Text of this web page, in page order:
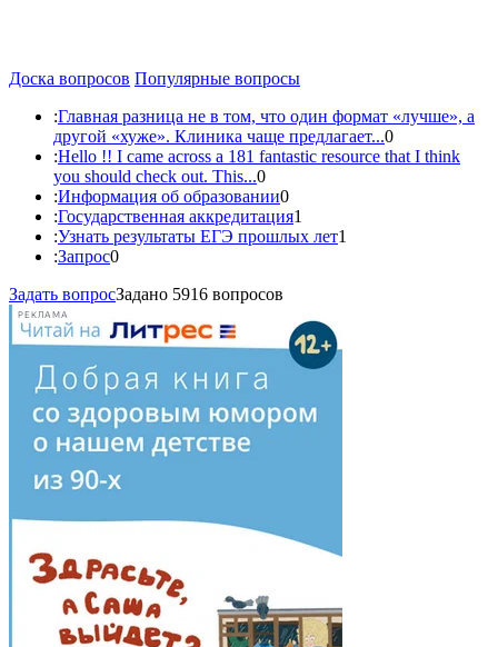
Доска вопросов Популярные вопросы
:Главная разница не в том, что один формат «лучше», а
другой «хуже». Клиника чаще предлагает...0
:Hello !! I came across a 181 fantastic resource that I think
you should check out. This...0
:Информация об образовании0
:Государственная аккредитация1
:Узнать результаты ЕГЭ прошлых лет1
:Запрос0
Задать вопросЗадано 5916 вопросов
РЕКЛАМА